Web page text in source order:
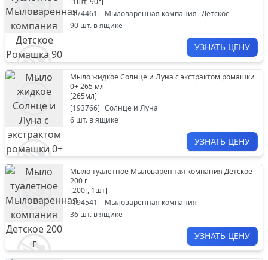
[174461] Мыловаренная компания Детское
90 шт. в ящике
УЗНАТЬ ЦЕНУ
Мыло жидкое Солнце и Луна с экстрактом ромашки
0+ 265 мл
[265мл]
[193766] Солнце и Луна
6 шт. в ящике
УЗНАТЬ ЦЕНУ
Мыло туалетное Мыловаренная компания Детское
200 г
[200г, 1шт]
[194541] Мыловаренная компания
36 шт. в ящике
УЗНАТЬ ЦЕНУ